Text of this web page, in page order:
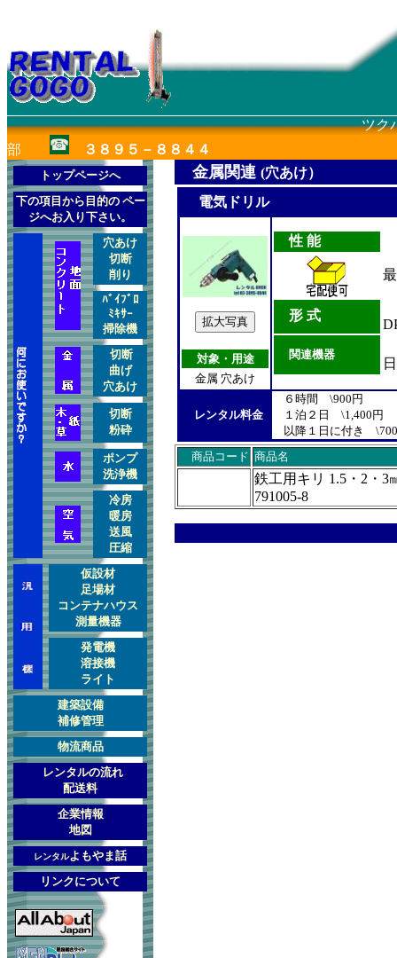
ツク
部
３８９５－８８４４
トップページへ
下の項目から目的の ペー
ジへお入り下さい。
穴あけ
切断
削り
ﾊﾞｲﾌﾞﾛ
ﾐｷｻｰ
掃除機
切断
曲げ
穴あけ
切断
粉砕
ポンプ
洗浄機
冷房
暖房
送風
圧縮
仮設材
足場材
コンテナハウス
測量機器
発電機
溶接機
ライト
建築設備
補修管理
物流商品
レンタルの流れ
配送料
企業情報
地図
レンタルよもやま話
リンクについて
金属関連 (穴あけ）
電気ドリル
対象・用途
金属 穴あけ
性 能
形 式
関連機器
レンタル料金
６時間 \900円
１泊２日 \1,400円
以降１日に付き
商品コード 商品名
鉄工用キリ 1.5・2・3
791005-8